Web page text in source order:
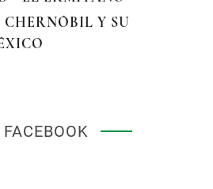
CHERNÓBIL Y SU